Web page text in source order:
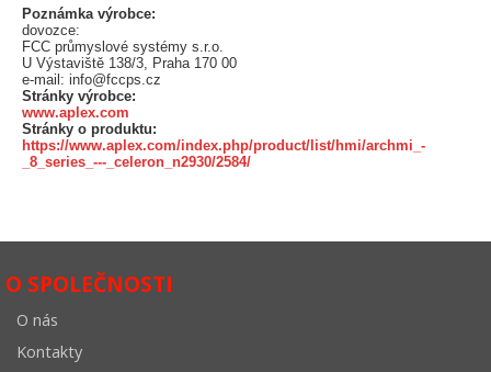
Poznámka výrobce:
dovozce:
FCC průmyslové systémy s.r.o.
U Výstaviště 138/3, Praha 170 00
e-mail: info@fccps.cz
Stránky výrobce:
www.aplex.com
Stránky o produktu:
https://www.aplex.com/index.php/product/list/hmi/archmi_-
_8_series_---_celeron_n2930/2584/
O SPOLEČNOSTI
O nás
Kontakty